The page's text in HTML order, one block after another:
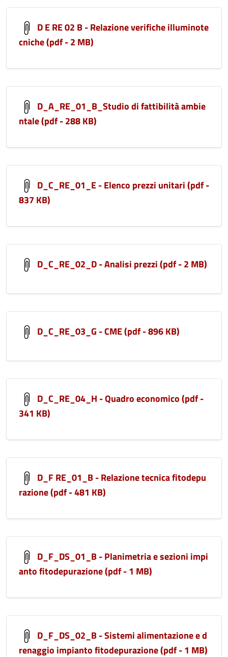
D E RE 02 B - Relazione verifiche illuminote
cniche (pdf - 2 MB)
D_A_RE_01_B_Studio di fattibilità ambie
ntale (pdf - 288 KB)
D_C_RE_01_E - Elenco prezzi unitari (pdf -
837 KB)
D_C_RE_02_D - Analisi prezzi (pdf - 2 MB)
D_C_RE_03_G - CME (pdf - 896 KB)
D_C_RE_04_H - Quadro economico (pdf -
341 KB)
D_F RE_01_B - Relazione tecnica fitodepu
razione (pdf - 481 KB)
D_F_DS_01_B - Planimetria e sezioni impi
anto fitodepurazione (pdf - 1 MB)
D_F_DS_02_B - Sistemi alimentazione e d
renaggio impianto fitodepurazione (pdf - 1 MB)